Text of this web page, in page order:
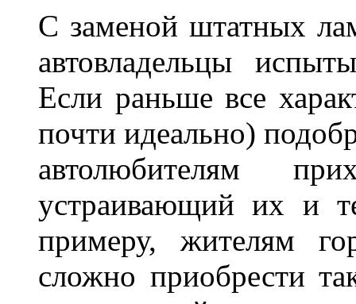
С заменой штатных
автовладельцы
Если раньше все
почти идеально)
автолюбителям
устраивающий их и
примеру, жителям
сложно приобрести